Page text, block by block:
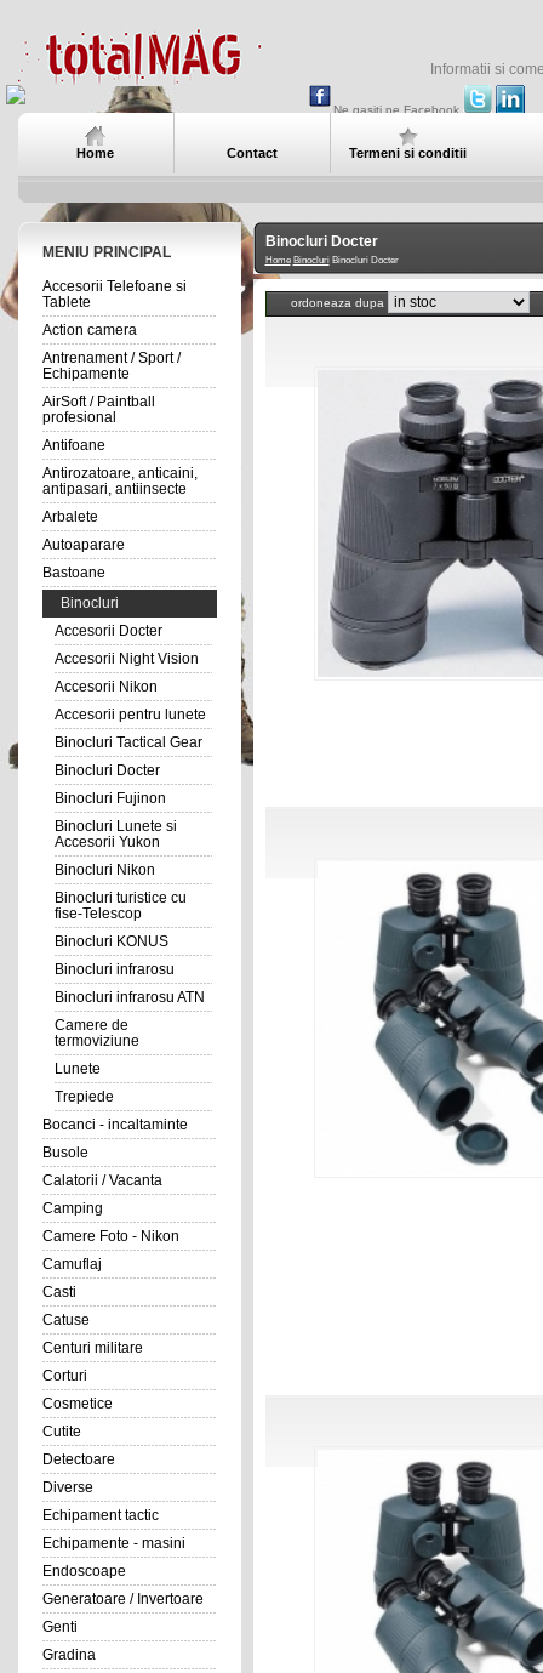
Informatii si
Ne gasiti pe Facebook
Home Contact Termeni si conditii
MENIU PRINCIPAL
Accesorii Telefoane si
Tablete
Action camera
Antrenament / Sport /
Echipamente
AirSoft / Paintball
profesional
Antifoane
Antirozatoare, anticaini,
antipasari, antiinsecte
Arbalete
Autoaparare
Bastoane
Binocluri
Accesorii Docter
Accesorii Night Vision
Accesorii Nikon
Accesorii pentru lunete
Binocluri Tactical Gear
Binocluri Docter
Binocluri Fujinon
Binocluri Lunete si
Accesorii Yukon
Binocluri Nikon
Binocluri turistice cu
fise-Telescop
Binocluri KONUS
Binocluri infrarosu
Binocluri infrarosu ATN
Camere de
termoviziune
Lunete
Trepiede
Bocanci - incaltaminte
Busole
Calatorii / Vacanta
Camping
Camere Foto - Nikon
Camuflaj
Casti
Catuse
Centuri militare
Corturi
Cosmetice
Cutite
Detectoare
Diverse
Echipament tactic
Echipamente - masini
Endoscoape
Generatoare / Invertoare
Genti
Gradina
Binocluri Docter
Home BinocluriBinocluri Docter
ordoneaza dupa